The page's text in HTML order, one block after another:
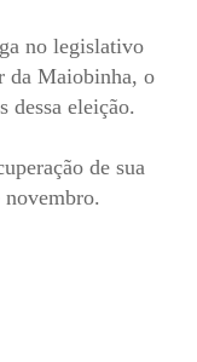
no legislativo
da Maiobinha, o
eleição.
de sua
novembro.